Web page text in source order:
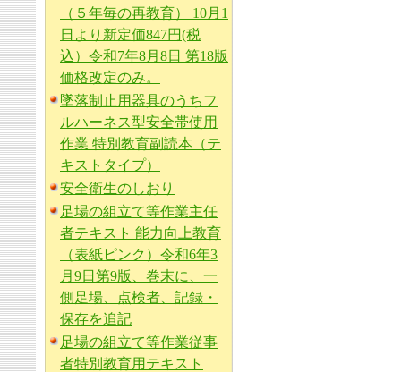
（５年毎の再教育） 10月1
日より新定価847円(税
込）令和7年8月8日 第18版
価格改定のみ。
墜落制止用器具のうちフ
ルハーネス型安全帯使用
作業 特別教育副読本（テ
キストタイプ）
安全衛生のしおり
足場の組立て等作業主任
者テキスト 能力向上教育
（表紙ピンク）令和6年3
月9日第9版、巻末に、一
側足場、点検者、記録・
保存を追記
足場の組立て等作業従事
者特別教育用テキスト